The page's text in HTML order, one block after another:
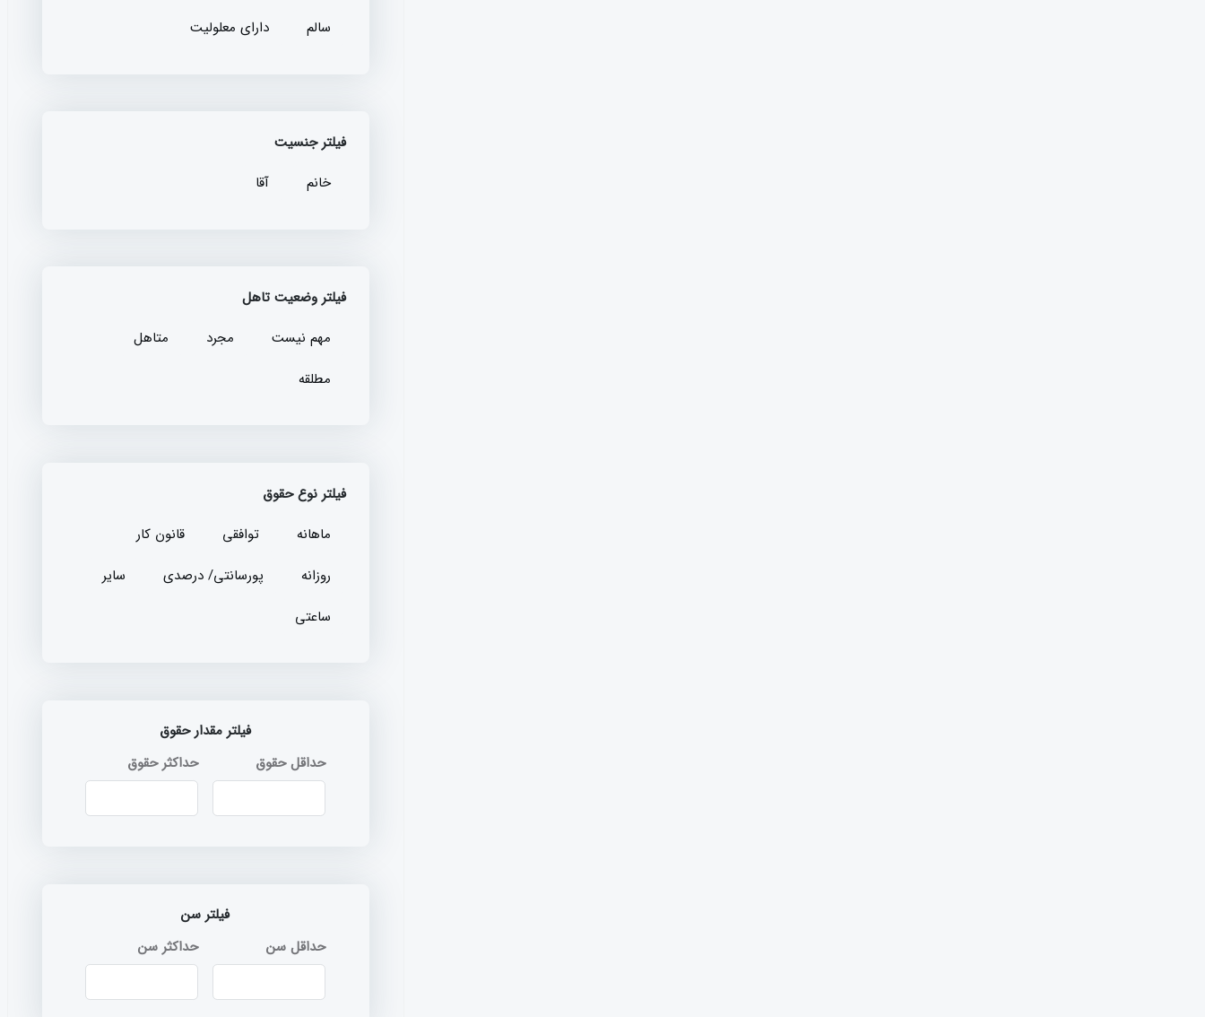
سالم
دارای معلولیت
فیلتر جنسیت
خانم
آقا
فیلتر وضعیت تاهل
مهم نیست
مجرد
متاهل
مطلقه
فیلتر نوع حقوق
ماهانه
توافقی
قانون کار
روزانه
پورسانتی/ درصدی
سایر
ساعتی
فیلتر مقدار حقوق
حداقل حقوق
حداکثر حقوق
فیلتر سن
حداقل سن
حداکثر سن